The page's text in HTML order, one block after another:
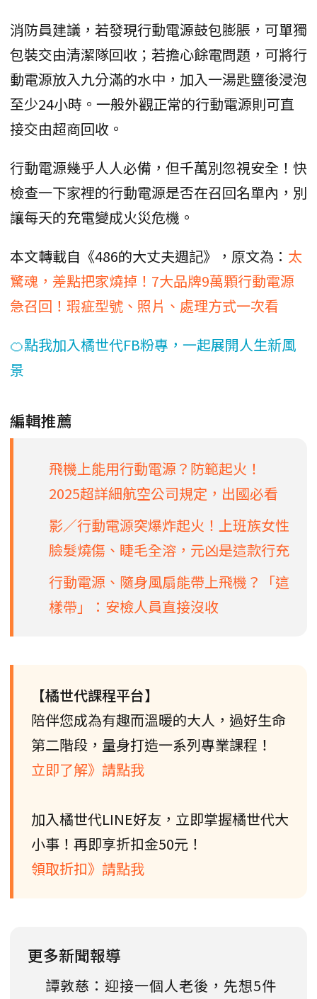
消防員建議，若發現行動電源鼓包膨脹，可單獨
包裝交由清潔隊回收；若擔心餘電問題，可將行
動電源放入九分滿的水中，加入一湯匙鹽後浸泡
至少24小時。一般外觀正常的行動電源則可直
接交由超商回收。
行動電源幾乎人人必備，但千萬別忽視安全！快
檢查一下家裡的行動電源是否在召回名單內，別
讓每天的充電變成火災危機。
本文轉載自《486的大丈夫週記》，原文為： 太
驚魂，差點把家燒掉！7大品牌9萬顆行動電源
急召回！瑕疵型號、照片、處理方式一次看
🍊點我加入橘世代FB粉專，一起展開人生新風
景
編輯推薦
飛機上能用行動電源？防範起火！
2025超詳細航空公司規定，出國必看
影／行動電源突爆炸起火！上班族女性
臉髮燒傷、睫毛全溶，元凶是這款行充
行動電源、隨身風扇能帶上飛機？「這
樣帶」：安檢人員直接沒收
【橘世代課程平台】
陪伴您成為有趣而溫暖的大人，過好生命
第二階段，量身打造一系列專業課程！
立即了解》請點我
加入橘世代LINE好友，立即掌握橘世代大
小事！再即享折扣金50元！
領取折扣》請點我
更多新聞報導
譚敦慈：迎接一個人老後，先想5件